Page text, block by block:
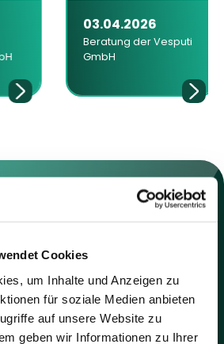
Cookies
um Inhalte und Anzeigen zu
für soziale Medien anbieten
auf unsere Website zu
geben wir Informationen zu Ihrer
03.04.2026
Beratung der Vesputi
GmbH
Sie uns
mit uns in
Sie die
der rechten